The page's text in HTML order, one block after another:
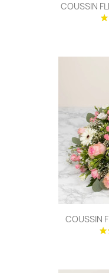
COUSSIN
COUSSIN